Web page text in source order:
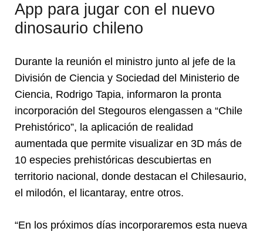
App para jugar con el nuevo
dinosaurio chileno
Durante la reunión el ministro junto al jefe de la
División de Ciencia y Sociedad del Ministerio de
Ciencia, Rodrigo Tapia, informaron la pronta
incorporación del Stegouros elengassen a “Chile
Prehistórico”, la aplicación de realidad
aumentada que permite visualizar en 3D más de
10 especies prehistóricas descubiertas en
territorio nacional, donde destacan el Chilesaurio,
el milodón, el licantaray, entre otros.
“En los próximos días incorporaremos esta nueva